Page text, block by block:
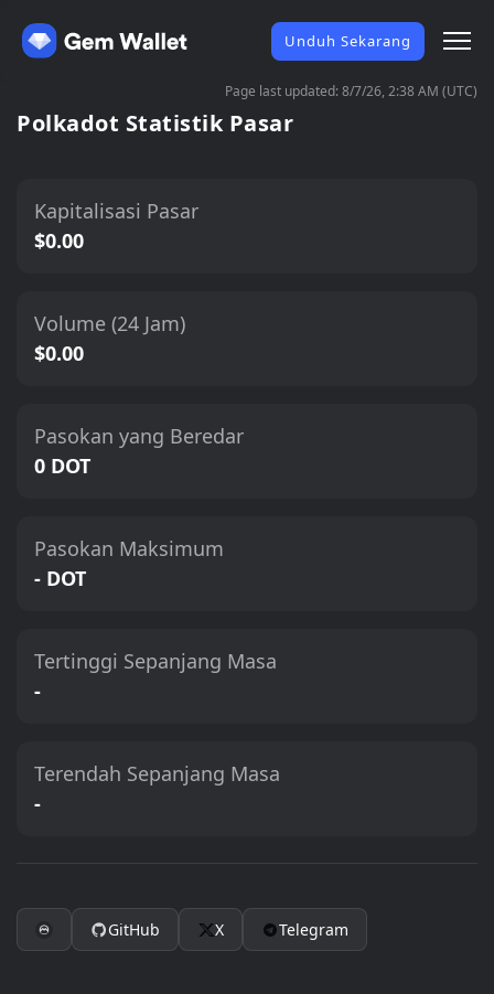
Unduh Sekarang
Page last updated: 8/7/26, 2:38 AM (UTC)
Polkadot Statistik Pasar
Kapitalisasi Pasar
$0.00
Volume (24 Jam)
$0.00
Pasokan yang Beredar
0 DOT
Pasokan Maksimum
- DOT
Tertinggi Sepanjang Masa
-
Terendah Sepanjang Masa
-
GitHub X Telegram